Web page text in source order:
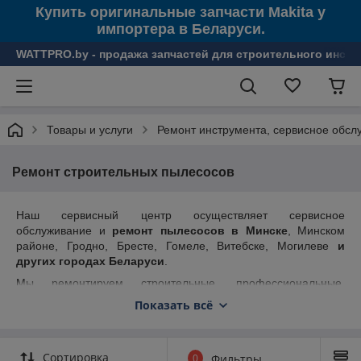
Купить оригинальные запчасти Makita у
импортера в Беларуси.
WATTPRO.by - продажа запчастей для строительного
Товары и услуги Ремонт инструмента, сервисное
Ремонт строительных пылесосов
Наш сервисный центр осуществляет сервисное
обслуживание и ремонт пылесосов в Минске, Минском
районе, Гродно, Бресте, Гомеле, Витебске, Могилеве и
других городах Беларуси
Мы ремонтируем строительные, профессиональные,
промышленные пылесосы Bosch, Makita, Metabo, Lavor,
Husqvarna, Karcher, Hikoki (Hitachi), DOLMAR, Kress, Delfin,
Показать всё
Сортировка 0